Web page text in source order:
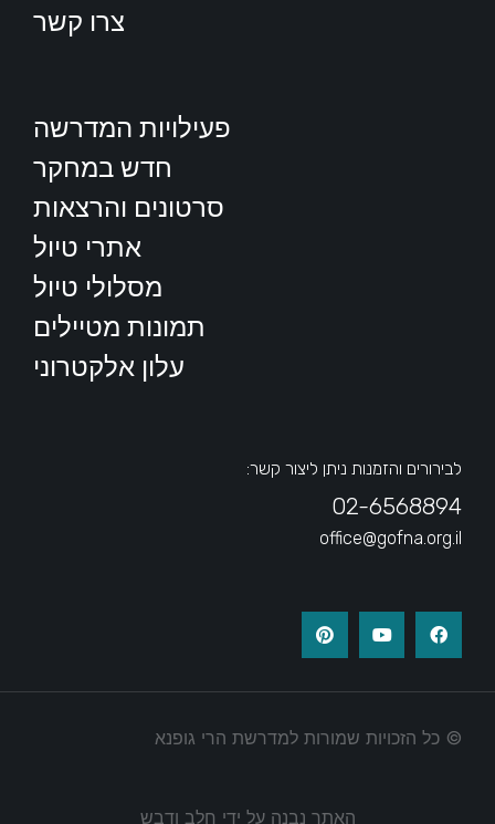
צרו קשר
פעילויות המדרשה
חדש במחקר
סרטונים והרצאות
אתרי טיול
מסלולי טיול
תמונות מטיילים
עלון אלקטרוני
לבירורים והזמנות ניתן ליצור קשר:
02-6568894
office@gofna.org.il
© כל הזכויות שמורות למדרשת הרי גופנא
האתר נבנה על ידי חלב ודבש